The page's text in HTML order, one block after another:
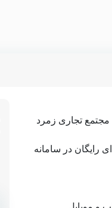
مجتمع تجاری زمرد
رایگان در سامانه